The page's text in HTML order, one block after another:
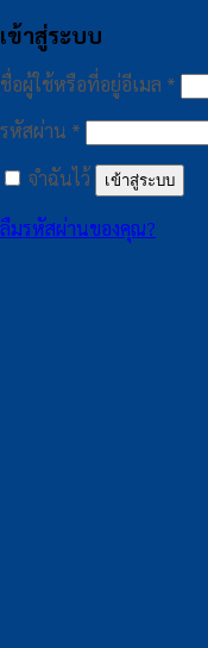
เข้าสู่ระบบ
ชื่อผู้ใช้หรือที่อยู่อีเมล * ต้อ
รหัสผ่าน * ต้องการ
จำฉันไว้
เข้าสู่ระบบ
ลืมรหัสผ่านของคุณ?